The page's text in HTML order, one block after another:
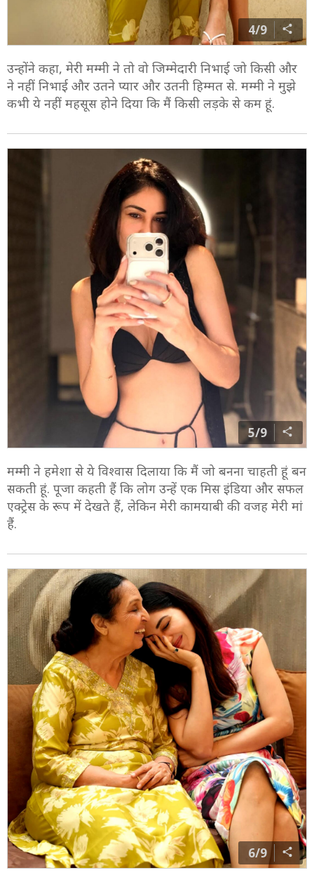
4/9
उन्होंने कहा, मेरी मम्मी ने तो वो जिम्मेदारी निभाई जो किसी और
ने नहीं निभाई और उतने प्यार और उतनी हिम्मत से. मम्मी ने मुझे
कभी ये नहीं महसूस होने दिया कि मैं किसी लड़के से कम हूं.
5/9
मम्मी ने हमेशा से ये विश्वास दिलाया कि मैं जो बनना चाहती हूं बन
सकती हूं. पूजा कहती हैं कि लोग उन्हें एक मिस इंडिया और सफल
एक्ट्रेस के रूप में देखते हैं, लेकिन मेरी कामयाबी की वजह मेरी मां
हैं.
6/9